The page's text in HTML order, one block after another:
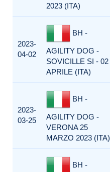
2023 (ITA)
2023-
04-02
BH -
AGILITY DOG -
SOVICILLE SI - 02
APRILE (ITA)
2023-
03-25
BH -
AGILITY DOG -
VERONA 25
MARZO 2023 (ITA)
BH -